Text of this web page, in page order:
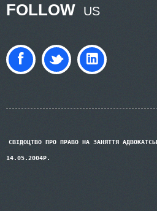
FOLLOW US
СВІДОЦТВО ПРО ПРАВО НА ЗАНЯТТЯ
14.05.2004Р.